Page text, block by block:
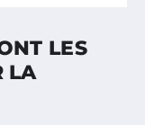
LES
LA